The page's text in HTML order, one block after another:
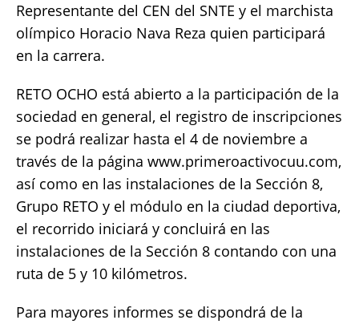
Representante del CEN del SNTE y el marchista
olímpico Horacio Nava Reza quien participará
en la carrera.
RETO OCHO está abierto a la participación de la
sociedad en general, el registro de inscripciones
se podrá realizar hasta el 4 de noviembre a
través de la página www.primeroactivocuu.com,
así como en las instalaciones de la Sección 8,
Grupo RETO y el módulo en la ciudad deportiva,
el recorrido iniciará y concluirá en las
instalaciones de la Sección 8 contando con una
ruta de 5 y 10 kilómetros.
Para mayores informes se dispondrá de la